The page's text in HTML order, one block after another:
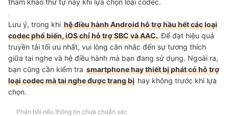
tham khảo thứ tự này khi lựa chọn loại codec.
Lưu ý, trong khi hệ điều hành Android hỗ trợ hầu hết các loại
codec phổ biến, iOS chỉ hỗ trợ SBC và AAC. Để đạt hiệu quả
truyền tải tối ưu nhất, vui lòng cân nhắc đến sự tương thích
giữa tai nghe và hệ điều hành mà bạn đang sử dụng. Ngoài ra,
bạn cũng cần kiểm tra smartphone hay thiết bị phát có hỗ trợ
loại codec mà tai nghe được trang bị hay không trước khi lựa
chọn.
Phản hồi nếu thông tin chưa chuẩn xác